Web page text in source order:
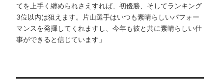
てを上手く纏められさえすれば、初優勝、そしてランキング
3位以内は狙えます。片山選手はいつも素晴らしいパフォー
マンスを発揮してくれますし、今年も彼と共に素晴らしい仕
事ができると信じています」